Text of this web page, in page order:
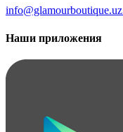
info@glamourboutique.uz
Наши приложения